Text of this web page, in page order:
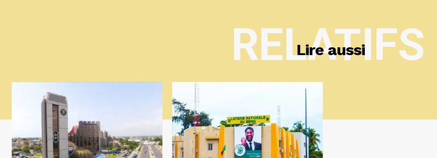
Lire aussi
RELATIFS